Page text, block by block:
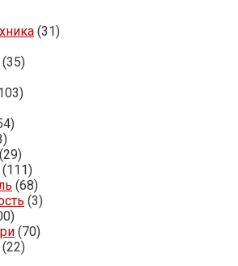
(31)
(35)
(29)
(111)
(68)
(3)
(70)
(22)